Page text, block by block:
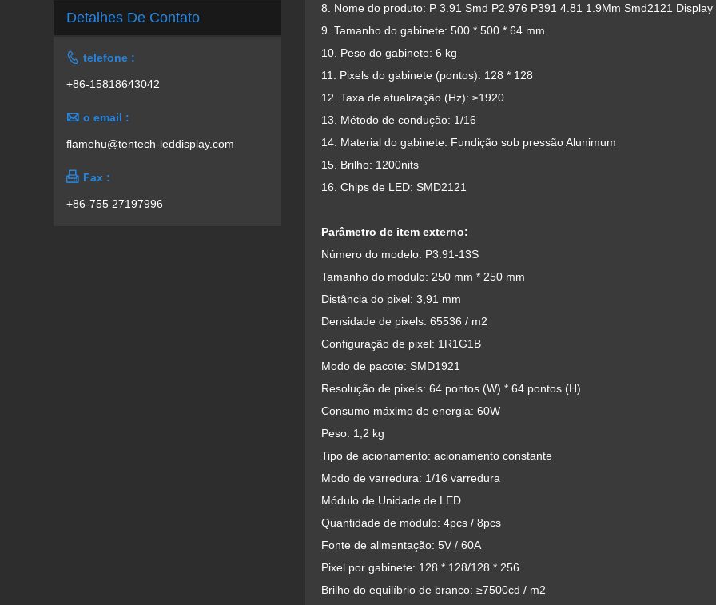
8. Nome do produto: P 3.91 Smd P2.976 P391 4.81 1.9Mm Smd2121 Display
9. Tamanho do gabinete: 500 * 500 * 64 mm
10. Peso do gabinete: 6 kg
11. Pixels do gabinete (pontos): 128 * 128
12. Taxa de atualização (Hz): ≥1920
13. Método de condução: 1/16
14. Material do gabinete: Fundição sob pressão Alunimum
15. Brilho: 1200nits
16. Chips de LED: SMD2121
Parâmetro de item externo:
Número do modelo: P3.91-13S
Tamanho do módulo: 250 mm * 250 mm
Distância do pixel: 3,91 mm
Densidade de pixels: 65536 / m2
Configuração de pixel: 1R1G1B
Modo de pacote: SMD1921
Resolução de pixels: 64 pontos (W) * 64 pontos (H)
Consumo máximo de energia: 60W
Peso: 1,2 kg
Tipo de acionamento: acionamento constante
Modo de varredura: 1/16 varredura
Módulo de Unidade de LED
Quantidade de módulo: 4pcs / 8pcs
Fonte de alimentação: 5V / 60A
Pixel por gabinete: 128 * 128/128 * 256
Brilho do equilíbrio de branco: ≥7500cd / m2
Detalhes De Contato
 telefone :
+86-15818643042
 o email :
flamehu@tentech-leddisplay.com
 Fax :
+86-755 27197996